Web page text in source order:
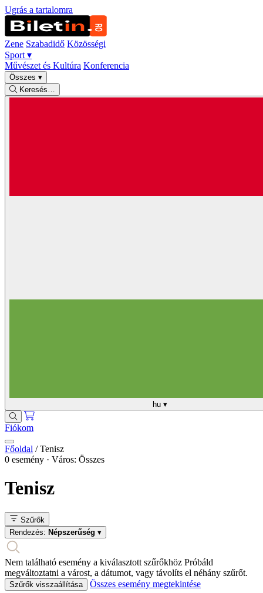
Ugrás a tartalomra
Zene Szabadidő Közösségi
Sport ▾
Művészet és Kultúra Konferencia
Összes ▾
Keresés…
hu ▾
Fiókom
Főoldal / Tenisz
0 esemény · Város: Összes
Tenisz
Szűrők
Rendezés: Népszerűség ▾
Nem található esemény a kiválasztott szűrőkhöz Próbáld
megváltoztatni a várost, a dátumot, vagy távolíts el néhány szűrőt.
Szűrők visszaállítása Összes esemény megtekintése